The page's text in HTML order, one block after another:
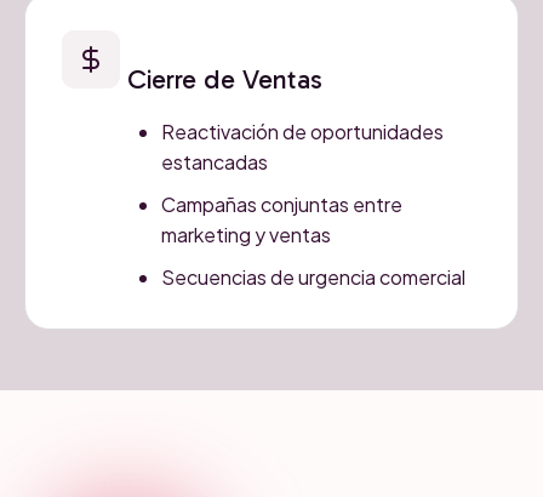
Cierre de Ventas
Reactivación de oportunidades
estancadas
Campañas conjuntas entre
marketing y ventas
Secuencias de urgencia comercial